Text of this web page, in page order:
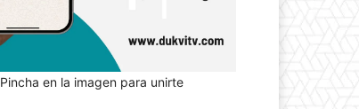
Pincha en la imagen para unirte